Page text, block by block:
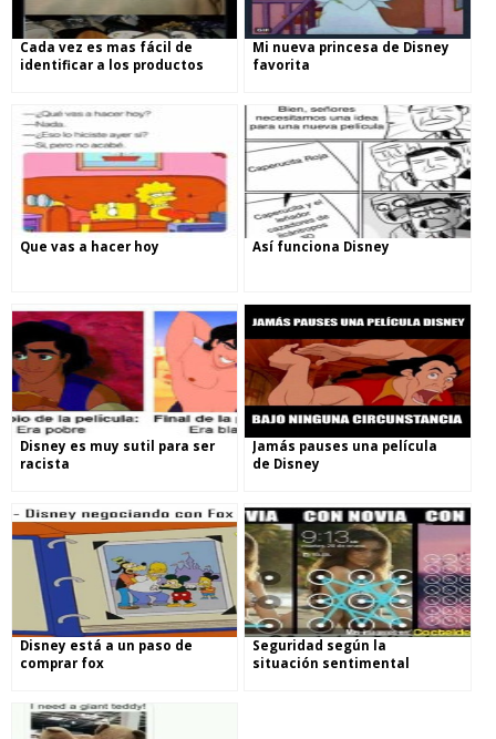
Cada vez es mas fácil de
identificar a los productos
Mi nueva princesa de Disney
favorita
Que vas a hacer hoy Así funciona Disney
Disney es muy sutil para ser
racista
Jamás pauses una película
de Disney
Disney está a un paso de
comprar fox
Seguridad según la
situación sentimental